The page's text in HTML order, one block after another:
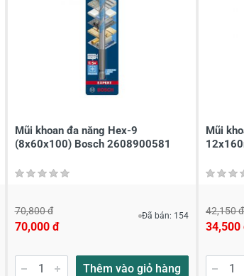
bên dưới
Mũi khoan đa năng Hex-9
(8x60x100) Bosch 2608900581
70,800 đ
70,000 đ
Đã bán: 154
Thêm vào giỏ hàng
Mũi
42,150 đ
34,500